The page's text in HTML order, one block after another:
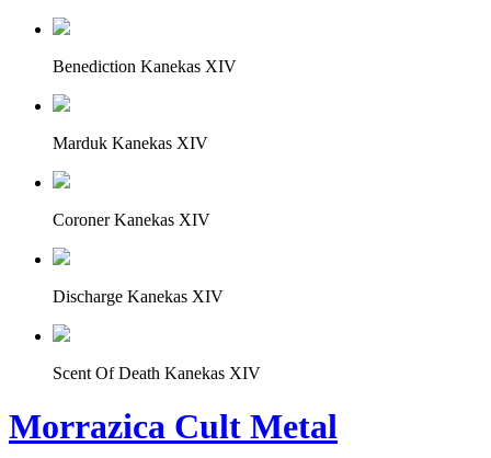
Benediction Kanekas XIV
Marduk Kanekas XIV
Coroner Kanekas XIV
Discharge Kanekas XIV
Scent Of Death Kanekas XIV
Morrazica Cult Metal